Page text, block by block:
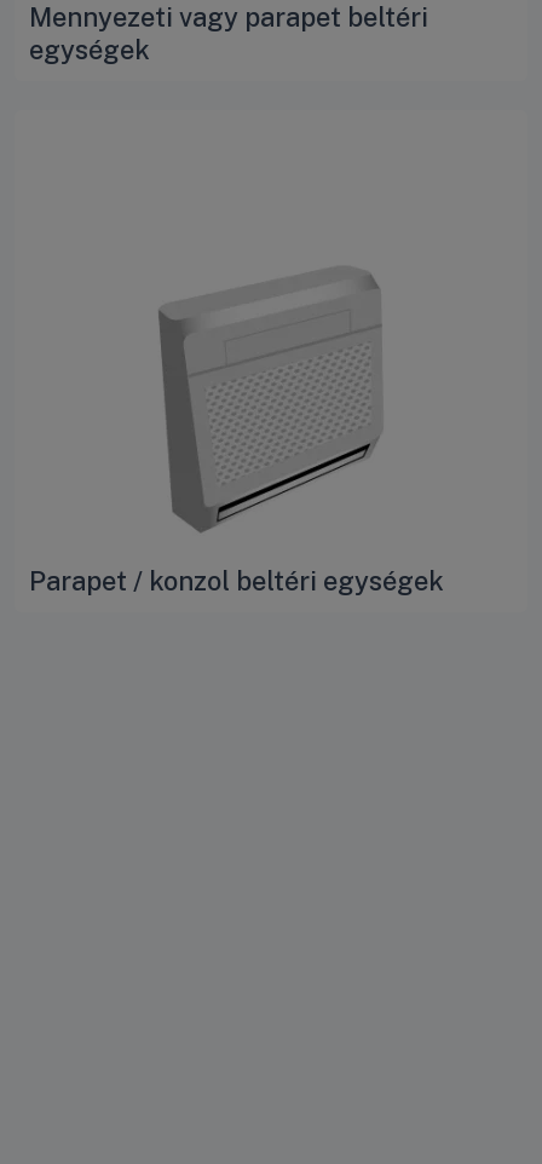
Mennyezeti vagy parapet beltéri
egységek
Parapet / konzol beltéri egységek